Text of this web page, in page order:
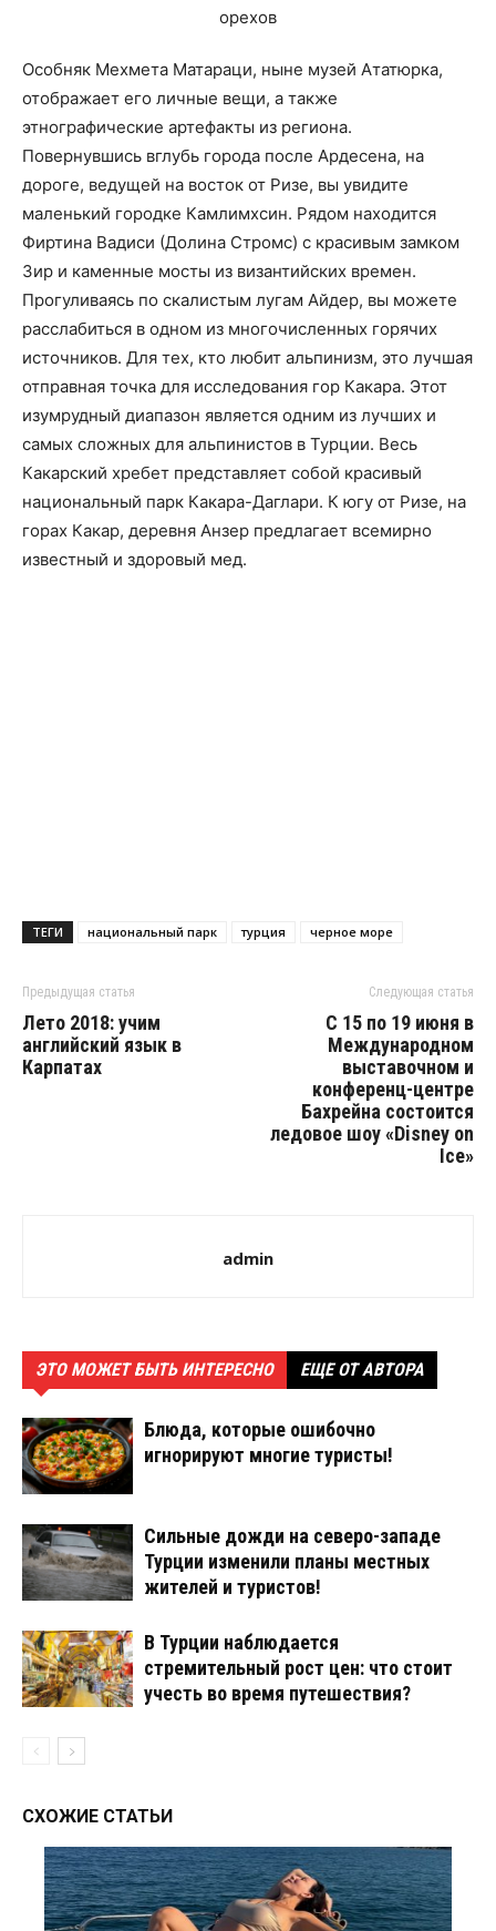
Особняк Мехмета Матараци, ныне музей Ататюрка,
отображает его личные вещи, а также
этнографические артефакты из региона.
Повернувшись вглубь города после Ардесена, на
дороге, ведущей на восток от Ризе, вы увидите
маленький городке Камлимхсин. Рядом находится
Фиртина Вадиси (Долина Стромс) с красивым замком
Зир и каменные мосты из византийских времен.
Прогуливаясь по скалистым лугам Айдер, вы можете
расслабиться в одном из многочисленных горячих
источников. Для тех, кто любит альпинизм, это лучшая
отправная точка для исследования гор Какара. Этот
изумрудный диапазон является одним из лучших и
самых сложных для альпинистов в Турции. Весь
Какарский хребет представляет собой красивый
национальный парк Какара-Даглари. К югу от Ризе, на
горах Какар, деревня Анзер предлагает всемирно
известный и здоровый мед.
ТЕГИ национальный парк турция черное море
Предыдущая статья
Лето 2018: учим
английский язык в
Карпатах
Следующая статья
С 15 по 19 июня в
Международном
выставочном и
конференц-центре
Бахрейна состоится
ледовое шоу «Disney on
Ice»
admin
ЭТО МОЖЕТ БЫТЬ ИНТЕРЕСНО ЕЩЕ ОТ АВТОРА
Блюда, которые ошибочно
игнорируют многие туристы!
Сильные дожди на северо-западе
Турции изменили планы местных
жителей и туристов!
В Турции наблюдается
стремительный рост цен: что стоит
учесть во время путешествия?
СХОЖИЕ СТАТЬИ